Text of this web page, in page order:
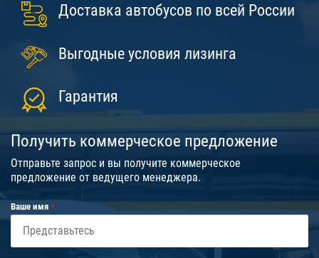
Доставка автобусов по всей России
Выгодные условия лизинга
Гарантия
Получить коммерческое предложение
Отправьте запрос и вы получите коммерческое
предложение от ведущего менеджера.
Ваше имя